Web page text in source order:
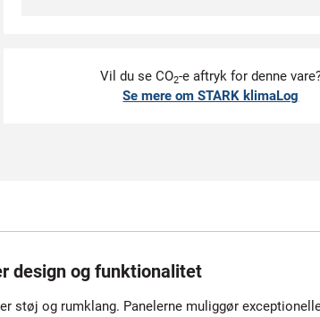
Vil du se CO2-e aftryk for denne
Se mere om STARK klimaLog
design og funktionalitet
og rumklang. Panelerne muliggør